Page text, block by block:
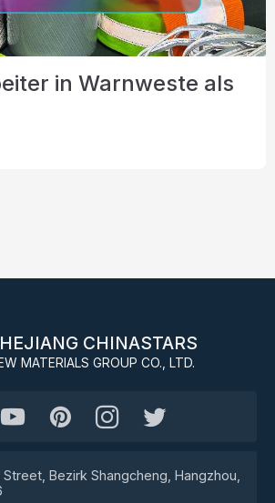
in Warnweste als
CHINASTARS
MATERIALS GROUP CO., LTD.
Street, Bezirk Shangcheng, Hangzhou,